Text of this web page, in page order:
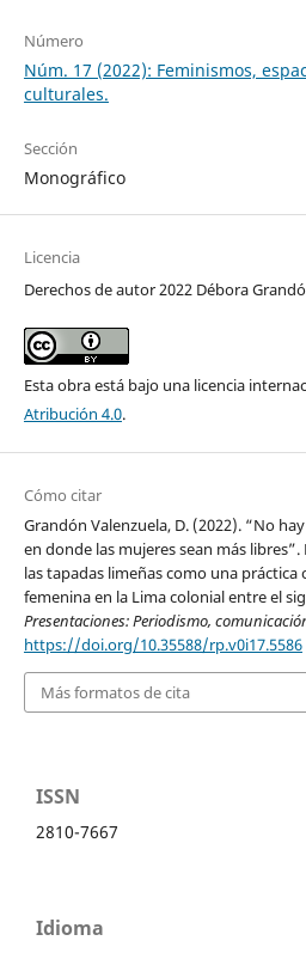
Número
Núm. 17 (2022): Feminismos,
culturales.
Sección
Monográfico
Licencia
Derechos de autor 2022 Débora
Esta obra está bajo una licencia
Atribución 4.0.
Cómo citar
Grandón Valenzuela, D. (2022). “No
en donde las mujeres sean más
las tapadas limeñas como una práctica
femenina en la Lima colonial entre el
Presentaciones: Periodismo,
https://doi.org/10.35588/rp.v0i17.5586
Más formatos de cita
ISSN
2810-7667
Idioma